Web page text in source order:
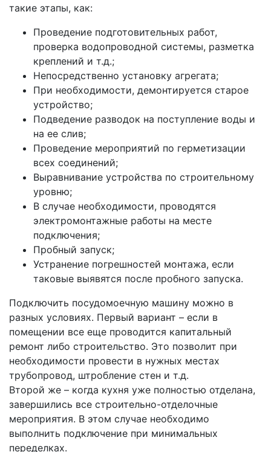
такие этапы, как:
Проведение подготовительных работ,
проверка водопроводной системы, разметка
креплений и т.д.;
Непосредственно установку агрегата;
При необходимости, демонтируется старое
устройство;
Подведение разводок на поступление воды и
на ее слив;
Проведение мероприятий по герметизации
всех соединений;
Выравнивание устройства по строительному
уровню;
В случае необходимости, проводятся
электромонтажные работы на месте
подключения;
Пробный запуск;
Устранение погрешностей монтажа, если
таковые выявятся после пробного запуска.
Подключить посудомоечную машину можно в
разных условиях. Первый вариант – если в
помещении все еще проводится капитальный
ремонт либо строительство. Это позволит при
необходимости провести в нужных местах
трубопровод, штробление стен и т.д.
Второй же – когда кухня уже полностью отделана,
завершились все строительно-отделочные
мероприятия. В этом случае необходимо
выполнить подключение при минимальных
переделках.